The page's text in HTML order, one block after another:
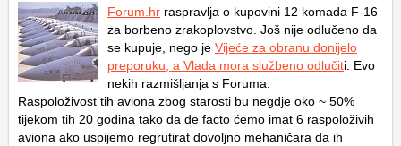
Forum.hr raspravlja o kupovini 12 komada F-16
za borbeno zrakoplovstvo. Još nije odlučeno da
se kupuje, nego je Vijeće za obranu donijelo
preporuku, a Vlada mora službeno odlučiti. Evo
nekih razmišljanja s Foruma:
Raspoloživost tih aviona zbog starosti bu negdje oko ~ 50%
tijekom tih 20 godina tako da de facto ćemo imat 6 raspoloživih
aviona ako uspijemo regrutirat dovoljno mehaničara da ih